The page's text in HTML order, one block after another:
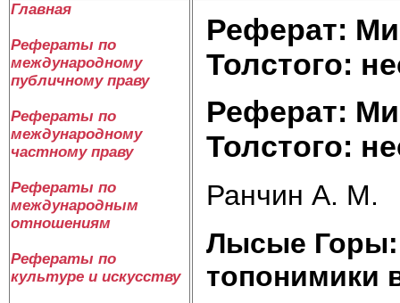
Главная
Рефераты по
международному
публичному праву
Рефераты по
международному
частному праву
Рефераты по
международным
отношениям
Рефераты по
культуре и искусству
Реферат:
Толстого:
Реферат:
Толстого:
Ранчин А. М.
Лысые Горы:
топонимики